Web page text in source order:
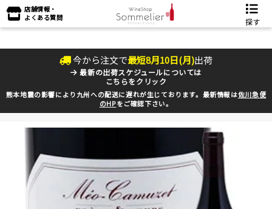
店舗情報・
よくある質問
探す
今から注文で最短8月10日(月)出荷
最新の出荷スケジュールについては
こちらをクリック
熊本地震の影響により九州への配送に遅れが生じております。最新情報は佐川急便
のHPをご確認下さい。